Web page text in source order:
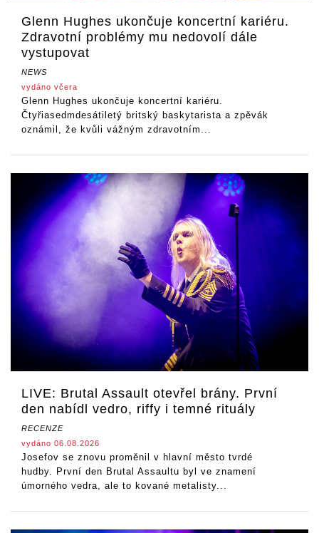
Glenn Hughes ukončuje koncertní kariéru.
Zdravotní problémy mu nedovolí dále
vystupovat
NEWS
vydáno včera
Glenn Hughes ukončuje koncertní kariéru.
Čtyřiasedmdesátiletý britský baskytarista a zpěvák
oznámil, že kvůli vážným zdravotním...
LIVE: Brutal Assault otevřel brány. První
den nabídl vedro, riffy i temné rituály
RECENZE
vydáno 06.08.2026
Josefov se znovu proměnil v hlavní město tvrdé
hudby. První den Brutal Assaultu byl ve znamení
úmorného vedra, ale to kované metalisty...